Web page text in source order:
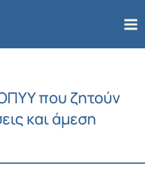
που ζητούν
και άμεση